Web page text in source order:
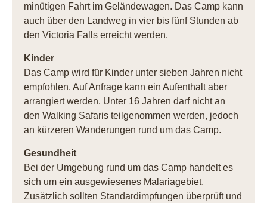
minütigen Fahrt im Geländewagen. Das Camp kann
auch über den Landweg in vier bis fünf Stunden ab
den Victoria Falls erreicht werden.
Kinder
Das Camp wird für Kinder unter sieben Jahren nicht
empfohlen. Auf Anfrage kann ein Aufenthalt aber
arrangiert werden. Unter 16 Jahren darf nicht an
den Walking Safaris teilgenommen werden, jedoch
an kürzeren Wanderungen rund um das Camp.
Gesundheit
Bei der Umgebung rund um das Camp handelt es
sich um ein ausgewiesenes Malariagebiet.
Zusätzlich sollten Standardimpfungen überprüft und